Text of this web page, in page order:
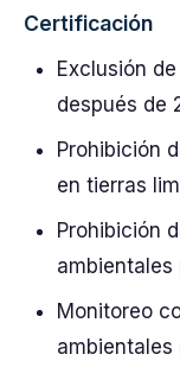
Certificación
Exclusión
después de
Prohibición
en tierras
Prohibición
ambientales
Monitoreo
ambientales